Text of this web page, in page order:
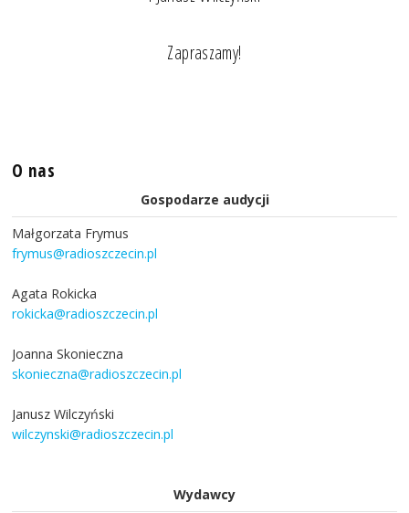
Zapraszamy!
O nas
Gospodarze audycji
Małgorzata Frymus
frymus@radioszczecin.pl
Agata Rokicka
rokicka@radioszczecin.pl
Joanna Skonieczna
skonieczna@radioszczecin.pl
Janusz Wilczyński
wilczynski@radioszczecin.pl
Wydawcy